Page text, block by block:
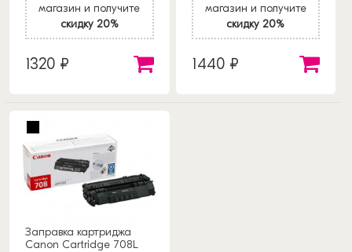
магазин и получите
скидку 20%
1320 ₽
магазин и получите
скидку 20%
1440 ₽
Заправка картриджа
Canon Cartridge 708L